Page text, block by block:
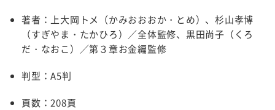
著者：上大岡トメ（かみおおおか・とめ）、杉山孝博
（すぎやま・たかひろ）／全体監修、黒田尚子（くろ
だ・なおこ）／第３章お金編監修
判型：A5判
頁数：208頁